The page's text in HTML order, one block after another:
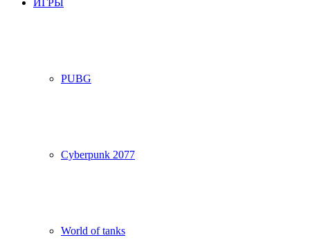
ИГРЫ
PUBG
Cyberpunk 2077
World of tanks